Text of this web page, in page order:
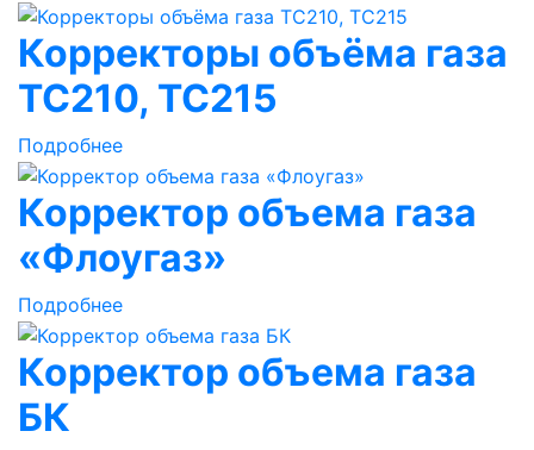
Корректоры объёма газа
ТС210, ТС215
Подробнее
Корректор объема газа
«Флоугаз»
Подробнее
Корректор объема газа
БК